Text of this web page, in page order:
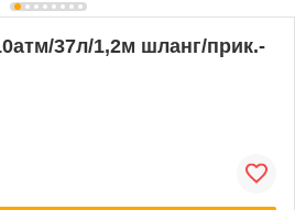
37л/1,2м шланг/прик.-